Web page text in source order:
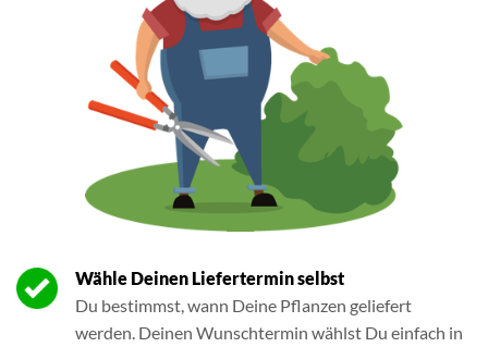
Wähle Deinen Liefertermin selbst
Du bestimmst, wann Deine Pflanzen geliefert
werden. Deinen Wunschtermin wählst Du einfach in